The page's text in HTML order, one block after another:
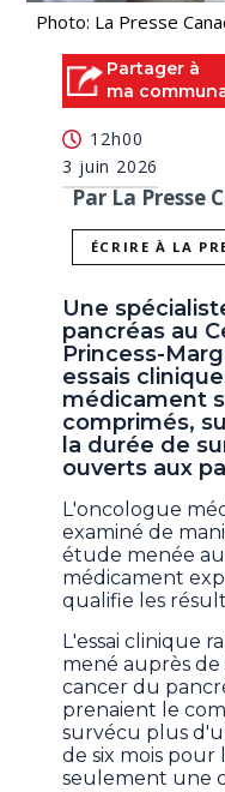
Photo: La Presse
Partager à
ma
12h00
3 juin 2026
Par La Presse
ÉCRIRE À LA
Une
pancréas au
Princess-
essais
médicament
comprimés,
la durée de
ouverts aux
L'oncologue
examiné de
étude menée
médicament
qualifie les
L'essai clinique
mené auprès
cancer du
prenaient le
survécu plus
de six mois pour
seulement une